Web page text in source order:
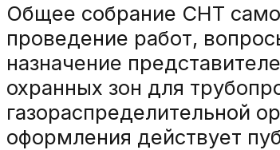
Общее собрание СНТ
проведение работ,
назначение
охранных зон для
газораспределительной
оформления действует